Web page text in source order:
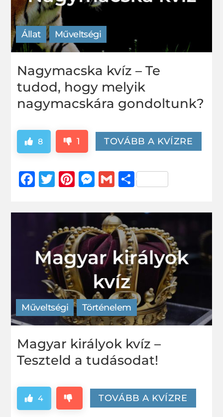
Állat Műveltségi
Nagymacska kvíz – Te
tudod, hogy melyik
nagymacskára gondoltunk?
8 1 TOVÁBB A KVÍZRE
Facebook
Twitter
Pinterest
Messenger
GmailOssza
Műveltségi Történelem
Magyar királyok kvíz –
Teszteld a tudásodat!
4 TOVÁBB A KVÍZRE